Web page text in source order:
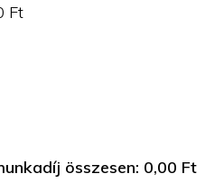
Ft
összesen: 0,00 Ft